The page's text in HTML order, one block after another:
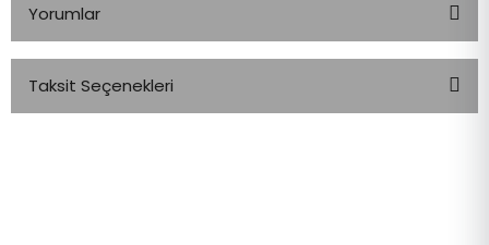
Yorumlar
Taksit Seçenekleri